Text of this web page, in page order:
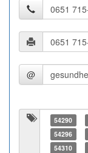
@
54290
54296
54310